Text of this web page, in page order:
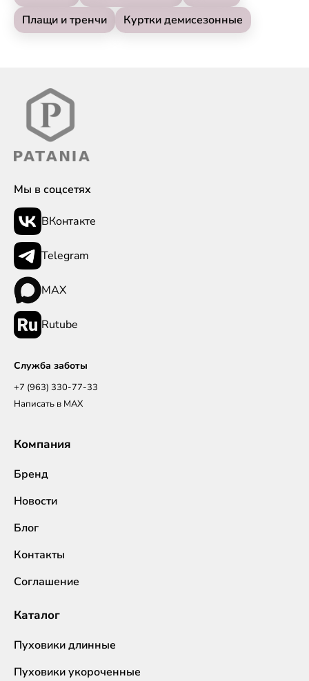
Плащи и тренчи
Куртки демисезонные
Мы в соцсетях
ВКонтакте
Telegram
MAX
Rutube
Служба заботы
+7 (963) 330-77-33
Написать в MAX
Компания
Бренд
Новости
Блог
Контакты
Соглашение
Каталог
Пуховики длинные
Пуховики укороченные